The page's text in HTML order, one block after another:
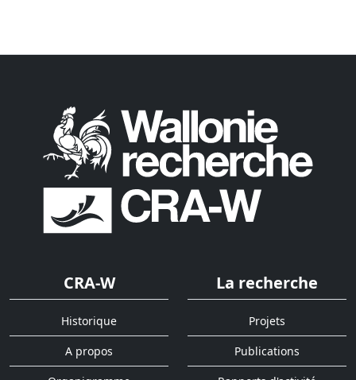
CRA-W
Historique
A propos
La recherche
Projets
Publications